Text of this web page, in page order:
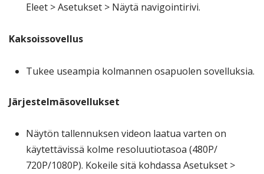
Eleet > Asetukset > Näytä navigointirivi.
Kaksoissovellus
Tukee useampia kolmannen osapuolen sovelluksia.
Järjestelmäsovellukset
Näytön tallennuksen videon laatua varten on
käytettävissä kolme resoluutiotasoa (480P/
720P/1080P). Kokeile sitä kohdassa Asetukset >